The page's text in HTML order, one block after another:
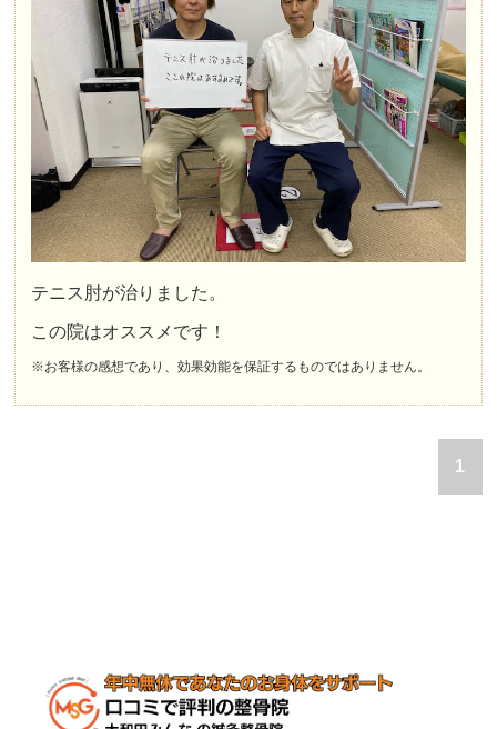
テニス肘が治りました。
この院はオススメです！
※お客様の感想であり、効果効能を保証するものではありません。
1